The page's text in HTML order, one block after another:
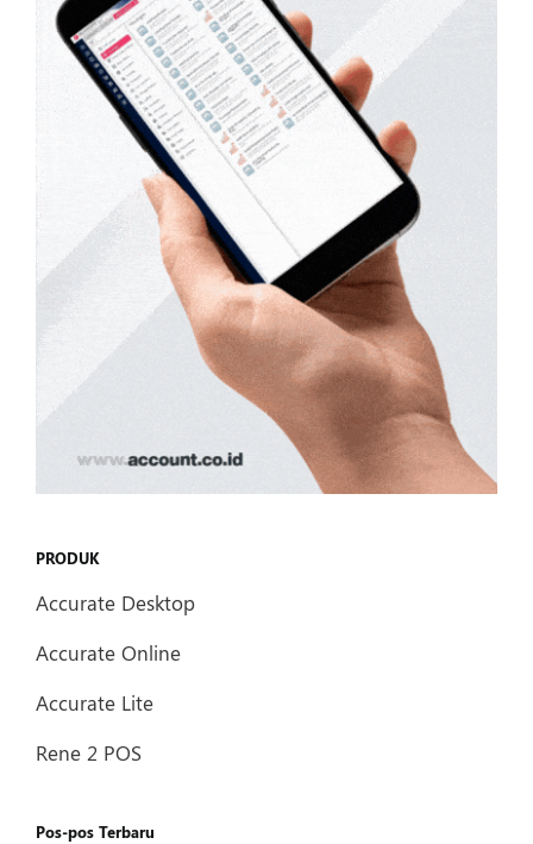
PRODUK
Accurate Desktop
Accurate Online
Accurate Lite
Rene 2 POS
Pos-pos Terbaru